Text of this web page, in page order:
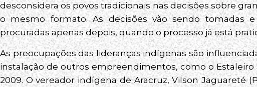
desconsidera os povos tradicionais nas decisões sobre
o mesmo formato. As decisões vão sendo tomadas
procuradas apenas depois, quando o processo já está
As preocupações das lideranças indígenas são
instalação de outros empreendimentos, como o
2009. O vereador indígena de Aracruz, Vilson Jaguareté